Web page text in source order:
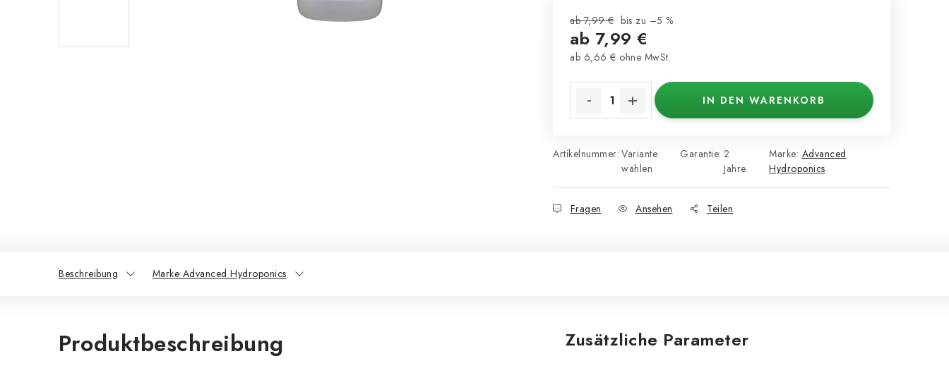
ab 7,99 € bis zu –5 %
ab 7,99 €
ab 6,66 € ohne MwSt.
IN DEN WARENKORB
Artikelnummer: Variante
wählen
Marke: Advanced
Hydroponics
Garantie: 2
Jahre
Fragen Ansehen Teilen
Beschreibung Marke Advanced Hydroponics
Produktbeschreibung
Zusätzliche Parameter